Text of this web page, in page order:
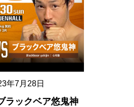
年7月28日
ラックベア悠鬼神